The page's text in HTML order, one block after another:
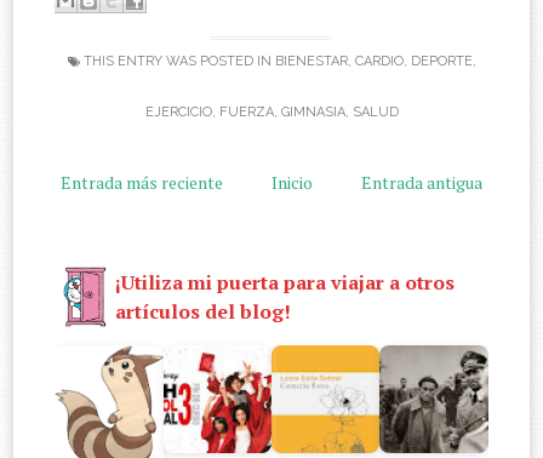
THIS ENTRY WAS POSTED IN BIENESTAR, CARDIO, DEPORTE,
EJERCICIO, FUERZA, GIMNASIA, SALUD
Entrada más reciente Entrada antigua
Inicio
¡Utiliza mi puerta para viajar a otros
artículos del blog!